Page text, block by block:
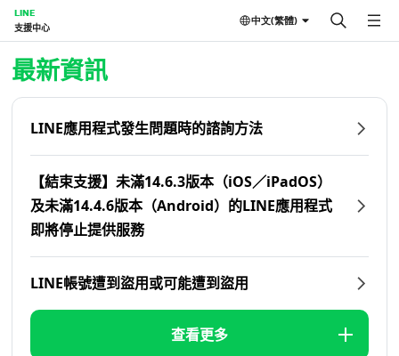
LINE
支援中心
中文(繁體)
首頁 | LINE支援中心
最新資訊
LINE應用程式發生問題時的諮詢方法
【結束支援】未滿14.6.3版本（iOS／iPadOS）
及未滿14.4.6版本（Android）的LINE應用程式
即將停止提供服務
LINE帳號遭到盜用或可能遭到盜用
查看更多